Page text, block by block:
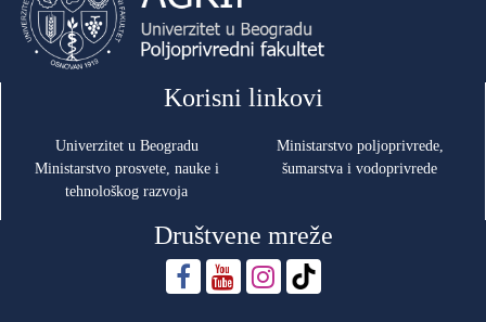
Korisni linkovi
Univerzitet u Beogradu
Ministarstvo prosvete, nauke i
tehnološkog razvoja
Ministarstvo poljoprivrede,
šumarstva i vodoprivrede
Društvene mreže